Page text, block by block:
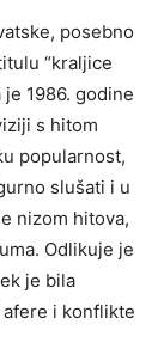
posebno
“kraljice
1986. godine
s hitom
popularnost,
slušati i u
nizom hitova,
Odlikuje je
je bila
afere i konflikte